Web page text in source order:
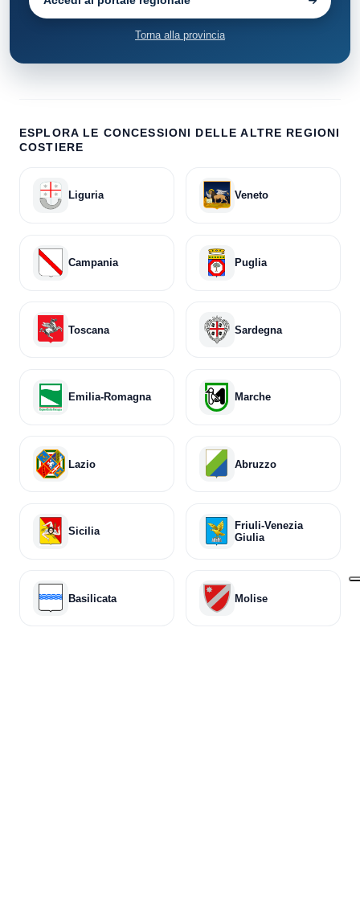
Montegiordano 18
Rocca Imperiale 3
San Lucido
Santa Maria del Cedro
Tortora
Villapiana
Corigliano Rossano
Torna alla provincia
ESPLORA LE CONCESSIONI DELLE ALTRE REGIONI
COSTIERE
Liguria Veneto
Campania Puglia
Toscana Sardegna
Emilia-Romagna Marche
Lazio Abruzzo
Sicilia
Friuli-Venezia
Giulia
Basilicata Molise